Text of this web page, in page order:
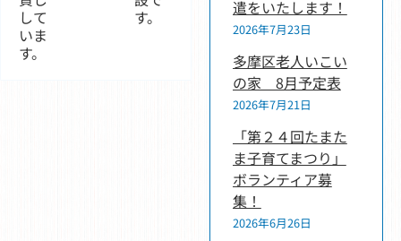
遣をいたします！
2026年7月23日
多摩区老人いこい
の家 8月予定表
2026年7月21日
「第２４回たまた
ま子育てまつり」
ボランティア募
集！
2026年6月26日
して
いま
す。
す。